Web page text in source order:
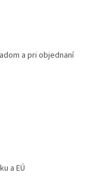
a pri objednaní
a EÚ